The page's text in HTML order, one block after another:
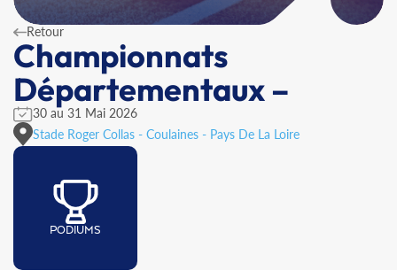
Retour
Championnats
Départementaux –
30 au 31 Mai 2026
Stade Roger Collas - Coulaines - Pays De La Loire
PODIUMS